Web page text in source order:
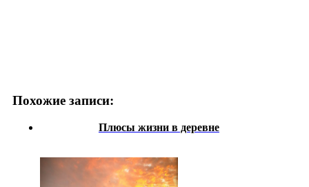
Похожие записи:
Плюсы жизни в деревне